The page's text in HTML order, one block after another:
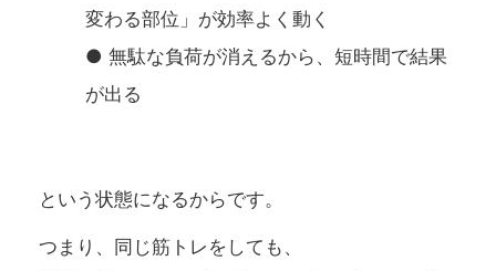
変わる部位」が効率よく動く
● 無駄な負荷が消えるから、短時間で結果
が出る
という状態になるからです。
つまり、同じ筋トレをしても、